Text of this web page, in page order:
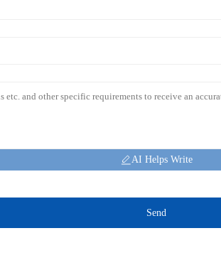
AI Helps Write
Send